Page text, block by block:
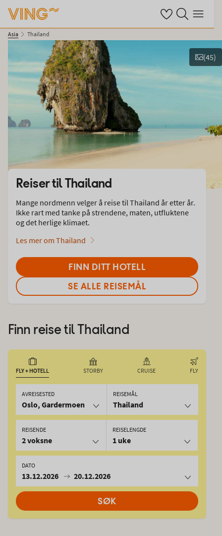
Se dine sparte
Søk på ving.no
Meny
Asia Thailand
Vis bilder
(45)
Reiser tilThailand
Mange nordmenn velger å reise til Thailand år etter år.
Ikke rart med tanke på strendene, maten, utfluktene
og det herlige klimaet.
Les mer om Thailand
FINN DITT HOTELL
SE ALLE REISEMÅL
Finn reise tilThailand
FLY + HOTELL STORBY CRUISE FLY
AVREISESTED
Oslo, Gardermoen
REISEMÅL
Thailand
REISELENGDE
1 uke
DATO
13.12.2026 20.12.2026
REISENDE
2 voksne
SØK